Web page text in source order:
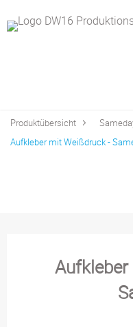
Produktübersicht
Aufkleber mit Weißdruck -